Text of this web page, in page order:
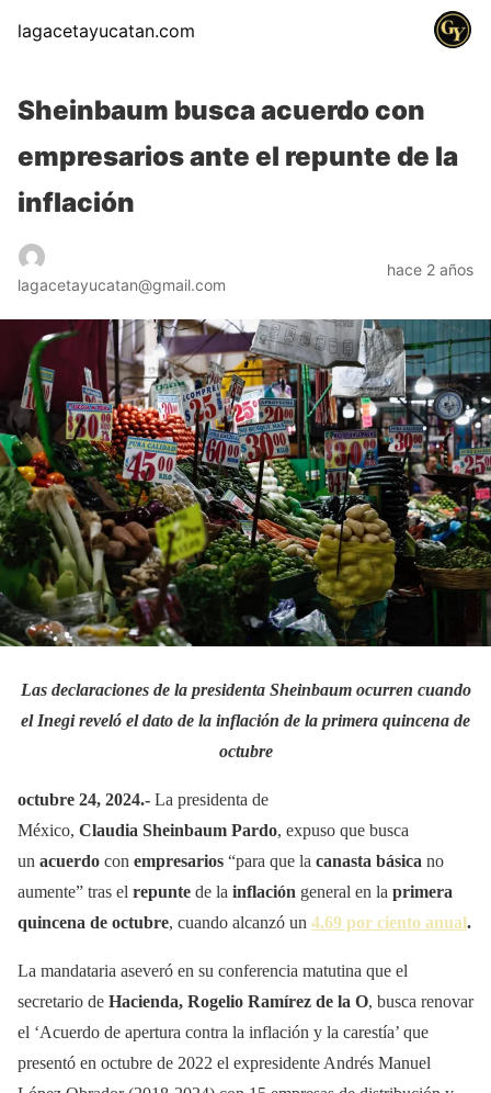
lagacetayucatan.com
Sheinbaum busca acuerdo con
empresarios ante el repunte de la
inflación
lagacetayucatan@gmail.com
hace 2 años
Las declaraciones de la presidenta Sheinbaum ocurren cuando
el Inegi reveló el dato de la inflación de la primera quincena de
octubre
octubre 24, 2024.- La presidenta de
México, Claudia Sheinbaum Pardo, expuso que busca
un acuerdo con empresarios “para que la canasta básica no
aumente” tras el repunte de la inflación general en la primera
quincena de octubre, cuando alcanzó un 4.69 por ciento anual.
La mandataria aseveró en su conferencia matutina que el
secretario de Hacienda, Rogelio Ramírez de la O, busca renovar
el ‘Acuerdo de apertura contra la inflación y la carestía’ que
presentó en octubre de 2022 el expresidente Andrés Manuel